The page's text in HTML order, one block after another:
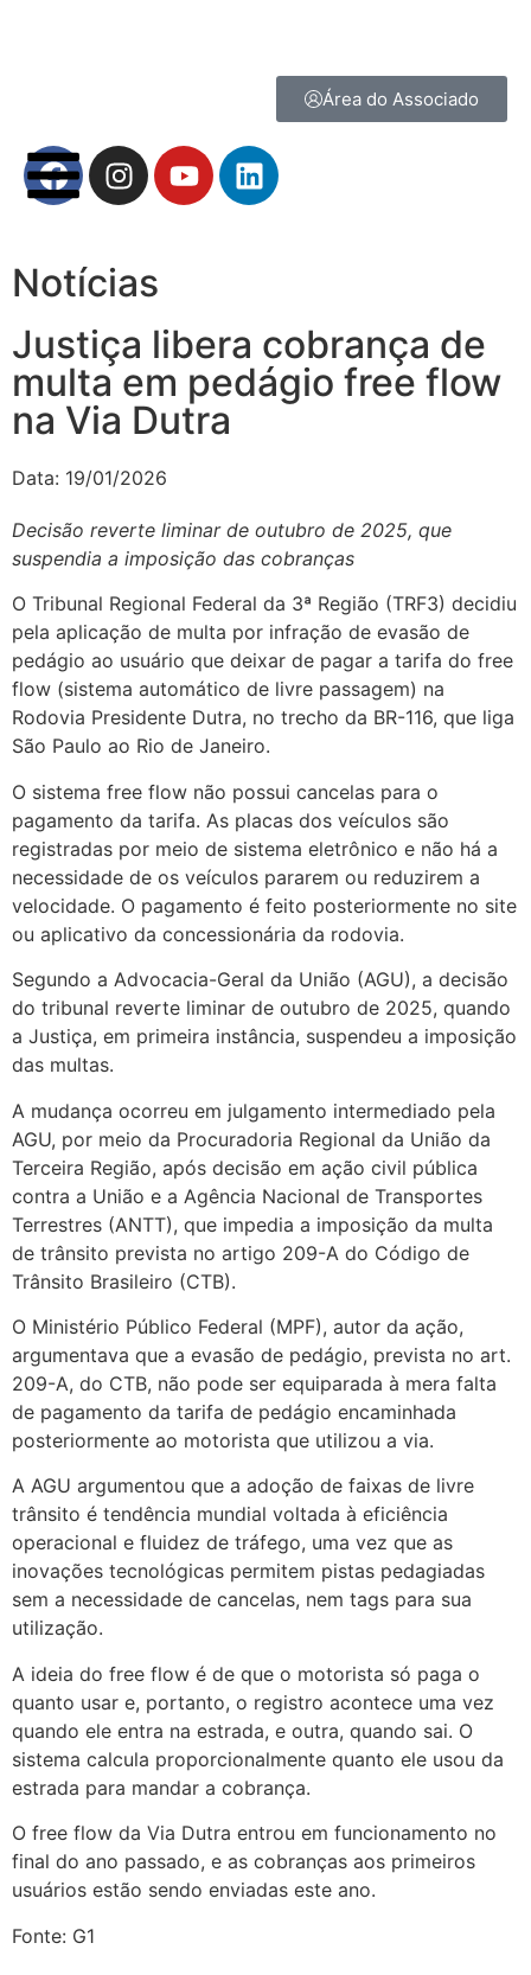
Área do Associado
Notícias
Justiça libera cobrança de
multa em pedágio free flow
na Via Dutra
Data: 19/01/2026
Decisão reverte liminar de outubro de 2025, que
suspendia a imposição das cobranças
O Tribunal Regional Federal da 3ª Região (TRF3) decidiu
pela aplicação de multa por infração de evasão de
pedágio ao usuário que deixar de pagar a tarifa do free
flow (sistema automático de livre passagem) na
Rodovia Presidente Dutra, no trecho da BR-116, que liga
São Paulo ao Rio de Janeiro.
O sistema free flow não possui cancelas para o
pagamento da tarifa. As placas dos veículos são
registradas por meio de sistema eletrônico e não há a
necessidade de os veículos pararem ou reduzirem a
velocidade. O pagamento é feito posteriormente no site
ou aplicativo da concessionária da rodovia.
Segundo a Advocacia-Geral da União (AGU), a decisão
do tribunal reverte liminar de outubro de 2025, quando
a Justiça, em primeira instância, suspendeu a imposição
das multas.
A mudança ocorreu em julgamento intermediado pela
AGU, por meio da Procuradoria Regional da União da
Terceira Região, após decisão em ação civil pública
contra a União e a Agência Nacional de Transportes
Terrestres (ANTT), que impedia a imposição da multa
de trânsito prevista no artigo 209-A do Código de
Trânsito Brasileiro (CTB).
O Ministério Público Federal (MPF), autor da ação,
argumentava que a evasão de pedágio, prevista no art.
209-A, do CTB, não pode ser equiparada à mera falta
de pagamento da tarifa de pedágio encaminhada
posteriormente ao motorista que utilizou a via.
A AGU argumentou que a adoção de faixas de livre
trânsito é tendência mundial voltada à eficiência
operacional e fluidez de tráfego, uma vez que as
inovações tecnológicas permitem pistas pedagiadas
sem a necessidade de cancelas, nem tags para sua
utilização.
A ideia do free flow é de que o motorista só paga o
quanto usar e, portanto, o registro acontece uma vez
quando ele entra na estrada, e outra, quando sai. O
sistema calcula proporcionalmente quanto ele usou da
estrada para mandar a cobrança.
O free flow da Via Dutra entrou em funcionamento no
final do ano passado, e as cobranças aos primeiros
usuários estão sendo enviadas este ano.
Fonte: G1